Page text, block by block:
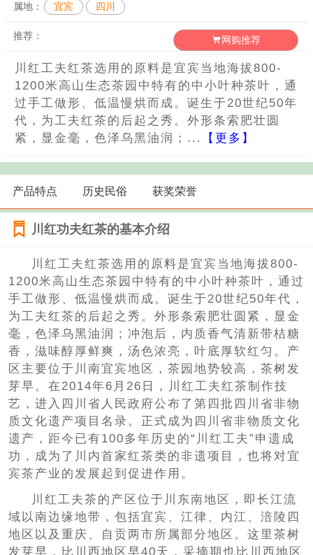
属地： 宜宾 四川
推荐： 网购推荐
川红工夫红茶选用的原料是宜宾当地海拔800-
1200米高山生态茶园中特有的中小叶种茶叶，通
过手工做形、低温慢烘而成。诞生于20世纪50年
代，为工夫红茶的后起之秀。外形条索肥壮圆
紧，显金毫，色泽乌黑油润；...
【更多】
产品特点 历史民俗 获奖荣誉
川红功夫红茶的基本介绍
川红工夫红茶选用的原料是宜宾当地海拔800-
1200米高山生态茶园中特有的中小叶种茶叶，通过
手工做形、低温慢烘而成。诞生于20世纪50年代，
为工夫红茶的后起之秀。外形条索肥壮圆紧，显金
毫，色泽乌黑油润；冲泡后，内质香气清新带桔糖
香，滋味醇厚鲜爽，汤色浓亮，叶底厚软红匀。产
区主要位于川南宜宾地区，茶园地势较高，茶树发
芽早。在2014年6月26日，川红工夫红茶制作技
艺，进入四川省人民政府公布了第四批四川省非物
质文化遗产项目名录。正式成为四川省非物质文化
遗产，距今已有100多年历史的“川红工夫”申遗成
功，成为了川内首家红茶类的非遗项目，也将对宜
宾茶产业的发展起到促进作用。
川红工夫茶的产区位于川东南地区，即长江流
域以南边缘地带，包括宜宾、江律、内江、涪陵四
地区以及重庆、自贡两市所属部分地区。这里茶树
发芽早，比川西地区早40天，采摘期也比川西地区